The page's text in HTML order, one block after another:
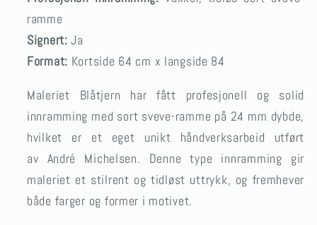
ramme
Signert: Ja
Format: Kortside 64 cm x langside 84
Maleriet Blåtjern har fått profesjonell og solid
innramming med sort sveve-ramme på 24 mm dybde,
hvilket er et eget unikt håndverksarbeid utført
av André Michelsen. Denne type innramming gir
maleriet et stilrent og tidløst uttrykk, og fremhever
både farger og former i motivet.